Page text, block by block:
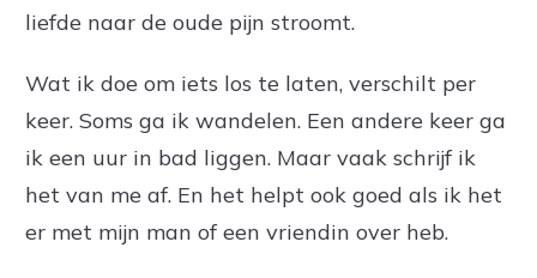
liefde naar de oude pijn stroomt.
Wat ik doe om iets los te laten, verschilt per
keer. Soms ga ik wandelen. Een andere keer ga
ik een uur in bad liggen. Maar vaak schrijf ik
het van me af. En het helpt ook goed als ik het
er met mijn man of een vriendin over heb.